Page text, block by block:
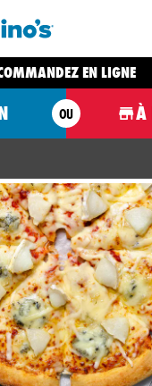
EN LIGNE
OU À